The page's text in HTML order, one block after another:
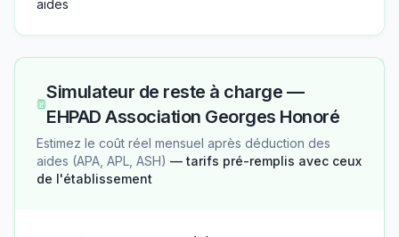
aides
Simulateur de reste à charge —
EHPAD Association Georges Honoré
Estimez le coût réel mensuel après déduction des
aides (APA, APL, ASH) — tarifs pré-remplis avec ceux
de l'établissement